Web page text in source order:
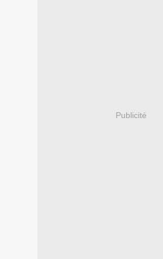
Publicité